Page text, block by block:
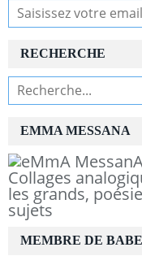
RECHERCHE
EMMA MESSANA
Collages
les grands,
sujets
MEMBRE DE